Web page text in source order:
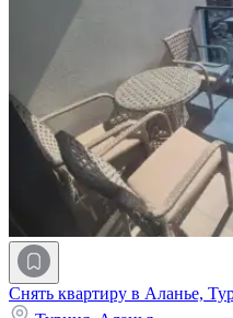
Снять квартиру в Аланье,